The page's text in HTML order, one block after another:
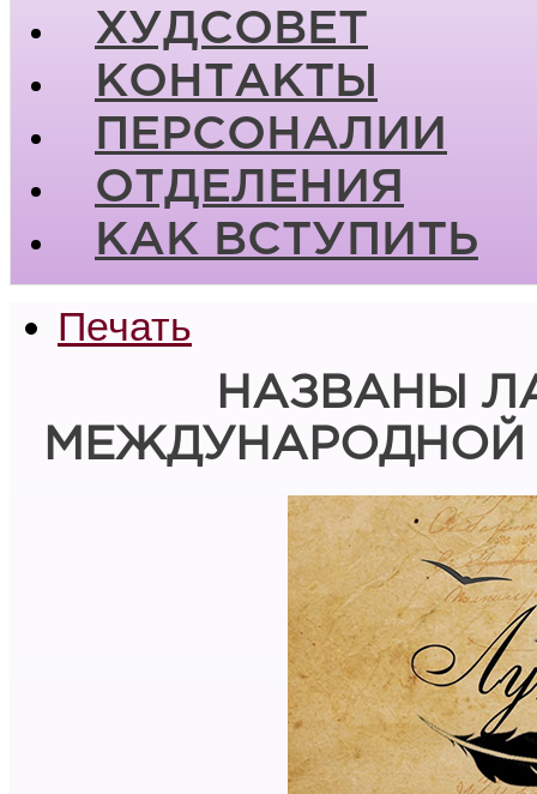
ХУДСОВЕТ
КОНТАКТЫ
ПЕРСОНАЛИИ
ОТДЕЛЕНИЯ
КАК ВСТУПИТЬ
Печать
НАЗВАНЫ
МЕЖДУНАРОДНОЙ